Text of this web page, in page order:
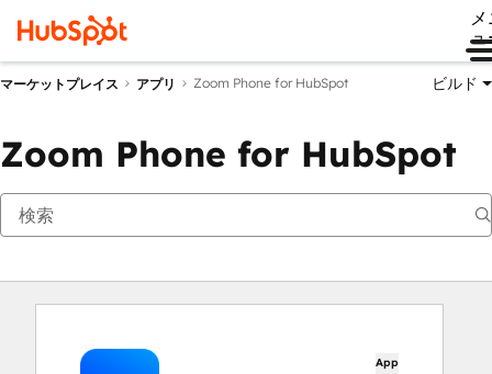
ュ
マーケットプレイス アプリ Zoom Phone for HubSpot ビルド
Zoom Phone for HubSpot
App